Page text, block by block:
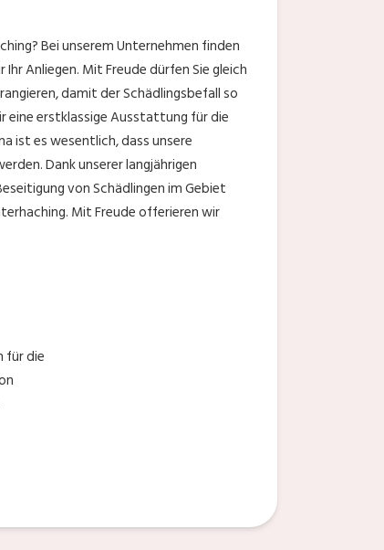
Bei unserem Unternehmen finden
Anliegen. Mit Freude dürfen Sie gleich
damit der Schädlingsbefall so
eine erstklassige Ausstattung für die
ist es wesentlich, dass unsere
Dank unserer langjährigen
von Schädlingen im Gebiet
Mit Freude offerieren wir
für die